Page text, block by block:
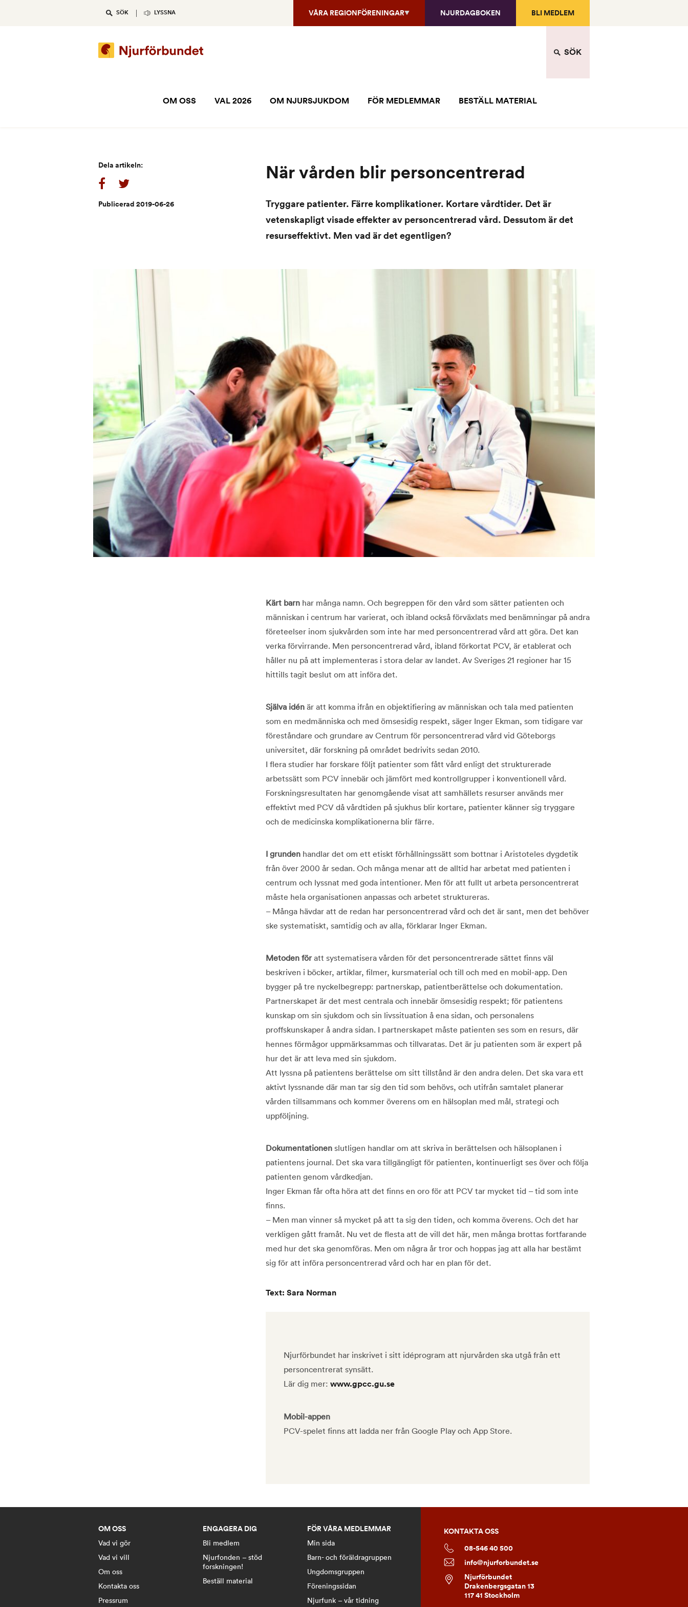
SÖK LYSSNA VÅRA REGIONFÖRENINGAR NJURDAGBOKEN BLI MEDLEM
SÖK
OM OSS VAL 2026 OM NJURSJUKDOM FÖR MEDLEMMAR BESTÄLL MATERIAL
När vården blir personcentrerad
Tryggare patienter. Färre komplikationer. Kortare vårdtider. Det är
vetenskapligt visade effekter av personcentrerad vård. Dessutom är det
resurseffektivt. Men vad är det egentligen?
Dela artikeln:
Publicerad 2019-06-26
Kärt barnhar många namn. Och begreppen för den vård som sätter patienten och
människan i centrum har varierat, och ibland också förväxlats med benämningar på andra
företeelser inom sjukvården som inte har med personcentrerad vård att göra. Det kan
verka förvirrande. Men personcentrerad vård, ibland förkortat PCV, är etablerat och
håller nu på att implementeras i stora delar av landet. Av Sveriges 21 regioner har 15
hittills tagit beslut om att införa det.
Själva idénär att komma ifrån en objektifiering av människan och tala med patienten
som en medmänniska och med ömsesidig respekt, säger Inger Ekman, som tidigare var
föreståndare och grundare av Centrum för personcentrerad vård vid Göteborgs
universitet, där forskning på området bedrivits sedan 2010.
I flera studier har forskare följt patienter som fått vård enligt det strukturerade
arbetssätt som PCV innebär och jämfört med kontrollgrupper i konventionell vård.
Forskningsresultaten har genomgående visat att samhällets resurser används mer
effektivt med PCV då vårdtiden på sjukhus blir kortare, patienter känner sig tryggare
och de medicinska komplikationerna blir färre.
I grundenhandlar det om ett etiskt förhållningssätt som bottnar i Aristoteles dygdetik
från över 2000 år sedan. Och många menar att de alltid har arbetat med patienten i
centrum och lyssnat med goda intentioner. Men för att fullt ut arbeta personcentrerat
måste hela organisationen anpassas och arbetet struktureras.
– Många hävdar att de redan har personcentrerad vård och det är sant, men det behöver
ske systematiskt, samtidig och av alla, förklarar Inger Ekman.
Metoden föratt systematisera vården för det personcentrerade sättet finns väl
beskriven i böcker, artiklar, filmer, kursmaterial och till och med en mobil-app. Den
bygger på tre nyckelbegrepp: partnerskap, patientberättelse och dokumentation.
Partnerskapet är det mest centrala och innebär ömsesidig respekt; för patientens
kunskap om sin sjukdom och sin livssituation å ena sidan, och personalens
proffskunskaper å andra sidan. I partnerskapet måste patienten ses som en resurs, där
hennes förmågor uppmärksammas och tillvaratas. Det är ju patienten som är expert på
hur det är att leva med sin sjukdom.
Att lyssna på patientens berättelse om sitt tillstånd är den andra delen. Det ska vara ett
aktivt lyssnande där man tar sig den tid som behövs, och utifrån samtalet planerar
vården tillsammans och kommer överens om en hälsoplan med mål, strategi och
uppföljning.
Dokumentationenslutligen handlar om att skriva in berättelsen och hälsoplanen i
patientens journal. Det ska vara tillgängligt för patienten, kontinuerligt ses över och följa
patienten genom vårdkedjan.
Inger Ekman får ofta höra att det finns en oro för att PCV tar mycket tid – tid som inte
finns.
– Men man vinner så mycket på att ta sig den tiden, och komma överens. Och det har
verkligen gått framåt. Nu vet de flesta att de vill det här, men många brottas fortfarande
med hur det ska genomföras. Men om några år tror och hoppas jag att alla har bestämt
sig för att införa personcentrerad vård och har en plan för det.
Text: Sara Norman
Njurförbundet har inskrivet i sitt idéprogram att njurvården ska utgå från ett
personcentrerat synsätt.
Lär dig mer: www.gpcc.gu.se
Mobil-appen
PCV-spelet finns att ladda ner från Google Play och App Store.
OM OSS
Vad vi gör
Vad vi vill
Om oss
Kontakta oss
Pressrum
ENGAGERA DIG
Bli medlem
Njurfonden – stöd
forskningen!
Beställ material
FÖR VÅRA MEDLEMMAR
Min sida
Barn- och föräldragruppen
Ungdomsgruppen
Föreningssidan
Njurfunk – vår tidning
KONTAKTA OSS
08-546 40 500
info@njurforbundet.se
Njurförbundet
Drakenbergsgatan 13
117 41 Stockholm